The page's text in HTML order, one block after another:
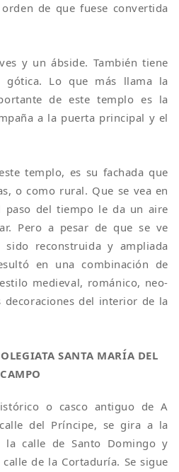
de que fuese convertida
y un ábside. También tiene
gótica. Lo que más llama la
de este templo es la
a la puerta principal y el
templo, es su fachada que
o como rural. Que se vea en
paso del tiempo le da un aire
Pero a pesar de que se ve
reconstruida y ampliada
en una combinación de
medieval, románico, neo-
decoraciones del interior de la
SANTA MARÍA DEL
CAMPO
o casco antiguo de A
del Príncipe, se gira a la
la calle de Santo Domingo y
de la Cortaduría. Se sigue